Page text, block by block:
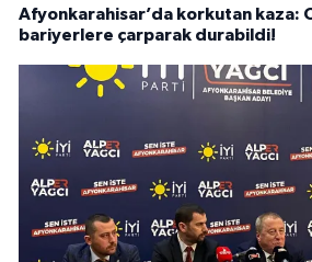
Afyonkarahisar’da korkutan kaza:
bariyerlere çarparak durabildi!